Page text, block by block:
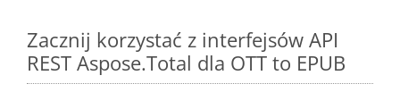
Zacznij korzystać z interfejsów API
REST Aspose.Total dla OTT to EPUB